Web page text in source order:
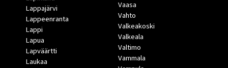
Lappajärvi
Lappeenranta
Lappi
Lapua
Lapväärtti
Laukaa
Vaasa
Vahto
Valkeakoski
Valkeala
Valtimo
Vammala